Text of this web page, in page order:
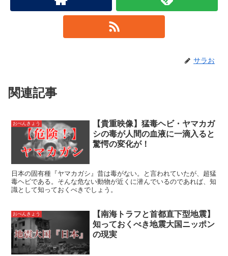
サラお
関連記事
おべんきょう
【貴重映像】猛毒ヘビ・ヤマカガ
シの毒が人間の血液に一滴入ると
驚愕の変化が！
日本の固有種『ヤマカガシ』昔は毒がない。と言われていたが、超猛
毒ヘビである。そんな危ない動物が近くに潜んでいるのであれば、知
識として知っておくべきでしょう。
おべんきょう
【南海トラフと首都直下型地震】
知っておくべき地震大国ニッポン
の現実